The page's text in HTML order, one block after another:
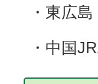
・東広
・中国